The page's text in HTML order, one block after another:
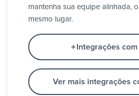
mantenha sua equipe alinhada,
mesmo lugar.
Integrações
Ver mais integrações